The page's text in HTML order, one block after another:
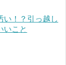
い！？引っ越し
いこと